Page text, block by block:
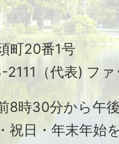
町20番1号
2111（代表) フ
8時30分から午
祝日・年末年始